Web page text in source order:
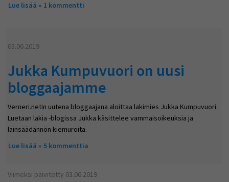
Lue lisää about Vammaisoikeuksien talo
1 kommentti
03.06.2019
Jukka Kumpuvuori on uusi
bloggaajamme
Verneri.netin uutena bloggaajana aloittaa lakimies Jukka Kumpuvuori.
Luetaan lakia -blogissa Jukka käsittelee vammaisoikeuksia ja
lainsäädännön kiemuroita.
Lue lisää about Jukka Kumpuvuori on uusi bloggaajamme
5 kommenttia
Viimeksi päivitetty 03.06.2019